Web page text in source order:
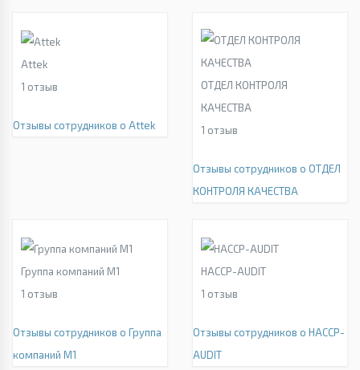
Attek
1 отзыв
Отзывы сотрудников о Attek
ОТДЕЛ КОНТРОЛЯ
КАЧЕСТВА
1 отзыв
Отзывы сотрудников о ОТДЕЛ
КОНТРОЛЯ КАЧЕСТВА
Группа компаний М1
1 отзыв
Отзывы сотрудников о Группа
компаний М1
HACCP-AUDIT
1 отзыв
Отзывы сотрудников о HACCP-
AUDIT